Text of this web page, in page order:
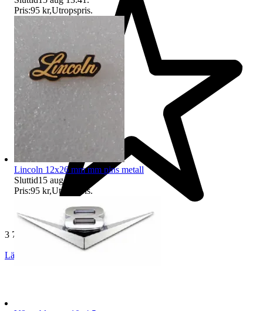
3 730 omdömen
Läs omdömen
Pris:95 kr,Utropspris.
Lincoln 12x26 mm mm pins metall
Sluttid15 aug 13:41
Pris:95 kr,Utropspris.